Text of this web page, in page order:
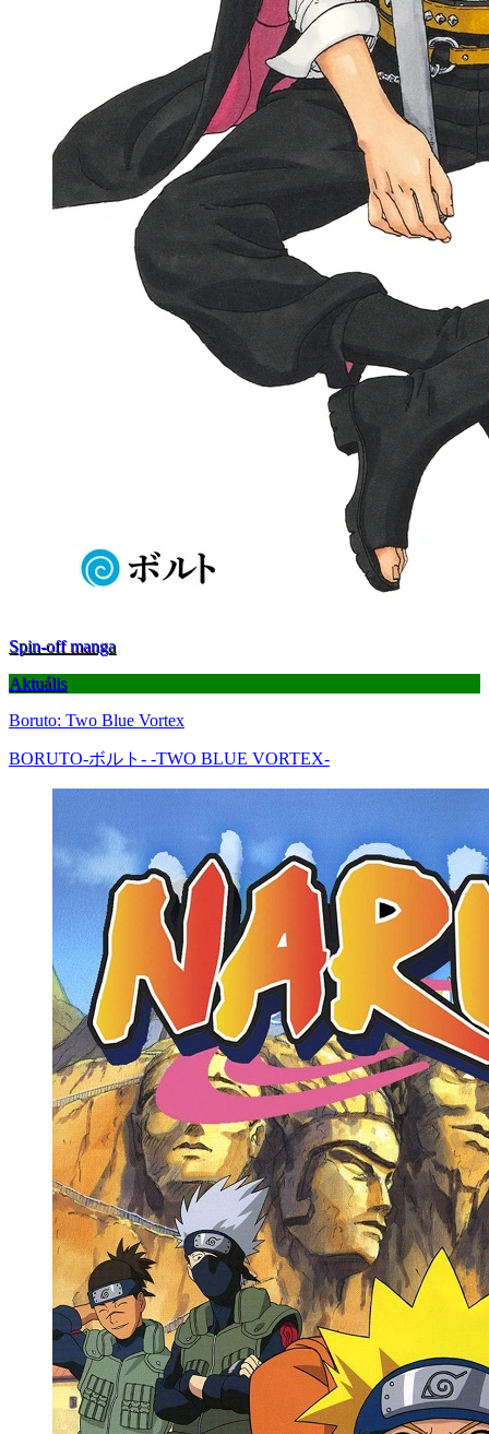
Spin-off manga
Aktuális
Boruto: Two Blue Vortex
BORUTO-ボルト- -TWO BLUE VORTEX-